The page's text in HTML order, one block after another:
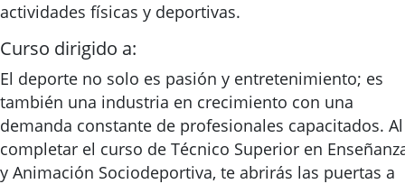
actividades físicas y deportivas.
Curso dirigido a:
El deporte no solo es pasión y entretenimiento; es
también una industria en crecimiento con una
demanda constante de profesionales capacitados. Al
completar el curso de Técnico Superior en
y Animación Sociodeportiva, te abrirás las puertas a